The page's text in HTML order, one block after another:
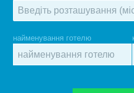
найменування готелю